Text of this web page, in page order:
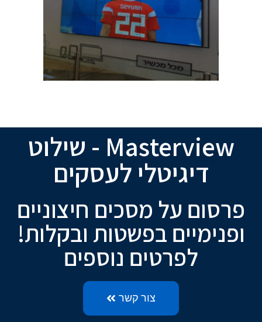
Masterview - שילוט
דיגיטלי לעסקים
פרסום על מסכים חיצוניים
ופנימיים בפשטות ובקלות!
לפרטים נוספים
צור קשר